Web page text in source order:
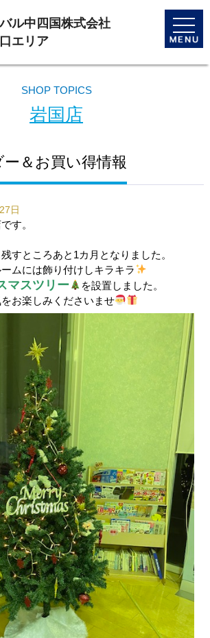
toggle
ル中四国株式会社
エリア
SHOP TOPICS
岩国店
＆お買い得情報
日
す。
すところあと 1カ月となりました。
ムには飾り付けしキラキラ
マスツリー
を設置しました。
お楽しみくださいませ